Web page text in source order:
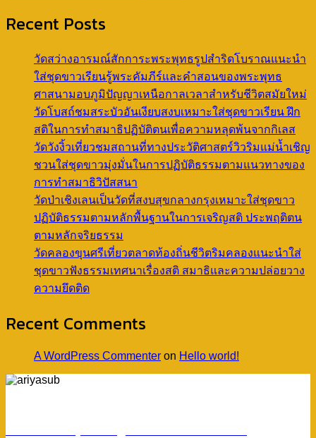
Recent Posts
วัดสว่างอารมณ์สักการะพระพุทธรูปสำริดโบราณแนะนำ
ใส่ชุดขาวเรียนรู้พระคัมภีร์และคำสอนของพระพุทธ
ศาสนามอบภูมิปัญญาเหนือกาลเวลาสำหรับชีวิตสมัยใหม่
วัดโบสถ์ชมสระบัวอันเงียบสงบเหมาะใส่ชุดขาวเรียน ฝึก
สติในการทำสมาธิปฏิบัติตนเพื่อความหลุดพ้นจากกิเลส
วัดวังงิ้วเที่ยวชมสถานที่ทางประวัติศาสตร์วิวริมแม่น้ำเชิญ
ชวนใส่ชุดขาวมุ่งมั่นในการปฏิบัติธรรมตามแนวทางของ
การทำสมาธิวิปัสสนา
วัดป่าเชิงเลนเป็นวัดที่สงบสุขกลางกรุงเหมาะใส่ชุดขาว
ปฏิบัติธรรมตามหลักพื้นฐานในการเจริญสติ ประพฤติตน
ตามหลักจริยธรรม
วัดคลองขุนศรีเที่ยวตลาดท้องถิ่นชีวิตริมคลองแนะนำใส่
ชุดขาวฟังธรรมเทศนาเรื่องสติ สมาธิและความปล่อยวาง
ความยึดติด
Recent Comments
A WordPress Commenter on Hello world!